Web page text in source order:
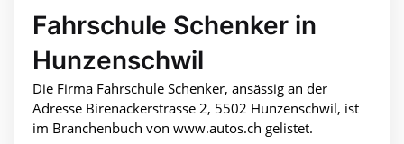
Fahrschule Schenker in
Hunzenschwil
Die Firma Fahrschule Schenker, ansässig an der
Adresse Birenackerstrasse 2, 5502 Hunzenschwil, ist
im Branchenbuch von www.autos.ch gelistet.